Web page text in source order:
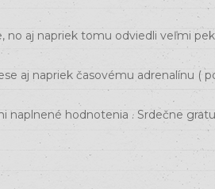
no aj napriek tomu odviedli veľmi
aj napriek časovému adrenalínu (
naplnené hodnotenia . Srdečne